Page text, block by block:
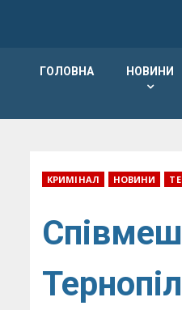
ГОЛОВНА НОВИНИ
КРИМІНАЛ НОВИНИ